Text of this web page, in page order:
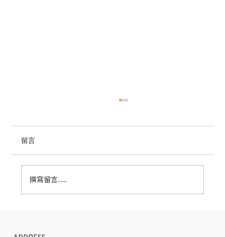
Architecture 數位媒體總部
留言
撰寫留言......